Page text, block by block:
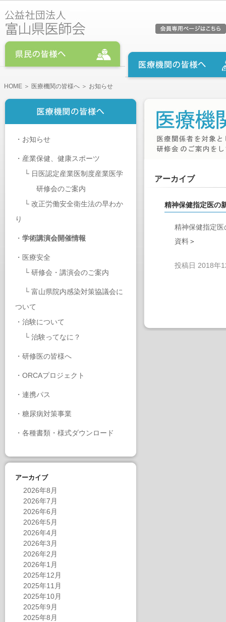
HOME ＞ 医療機関の皆様へ ＞ お知らせ
・ お知らせ
・ 産業保健、健康スポーツ
└ 日医認定産業医制度産業医学
研修会のご案内
└ 改正労働安全衛生法の早わか
り
・ 学術講演会開催情報
・ 医療安全
└ 研修会・講演会のご案内
└ 富山県院内感染対策協議会に
ついて
・ 治験について
└ 治験ってなに？
・ 研修医の皆様へ
・ ORCAプロジェクト
・ 連携パス
・ 糖尿病対策事業
・ 各種書類・様式ダウンロード
アーカイブ
2026年8月
2026年7月
2026年6月
2026年5月
2026年4月
2026年3月
2026年2月
2026年1月
2025年12月
2025年11月
2025年10月
2025年9月
2025年8月
アーカイブ
精神保健指定医の
精神保健指定
資料＞
投稿日 2018年